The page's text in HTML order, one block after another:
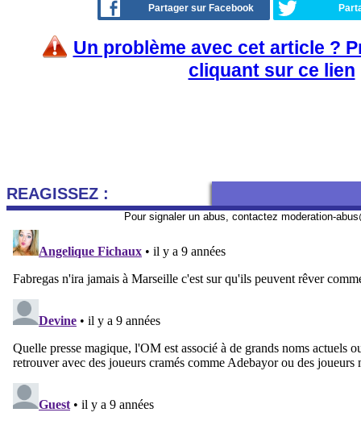
Partager sur Facebook
Un problème avec cet article ?
cliquant sur ce lien
REAGISSEZ :
Pour signaler un abus, contactez moderation-